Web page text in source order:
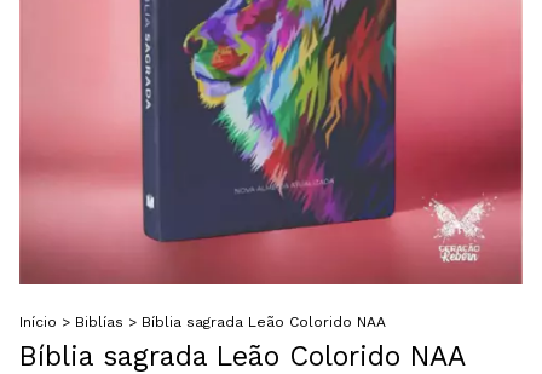
Início > Biblías > Bíblia sagrada Leão Colorido NAA
Bíblia sagrada Leão Colorido NAA